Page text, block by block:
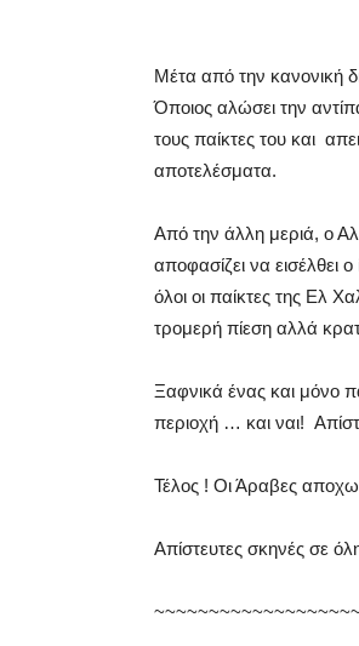
Μέτα από την κανονική
Όποιος αλώσει την
τους παίκτες του και
αποτελέσματα.
Από την άλλη μεριά, ο Αλ
αποφασίζει να εισέλθει
όλοι οι παίκτες της Ελ
τρομερή πίεση αλλά
Ξαφνικά ένας και μόνο
περιοχή … και ναι!
Τέλος ! Οι Άραβες
Απίστευτες σκηνές σε